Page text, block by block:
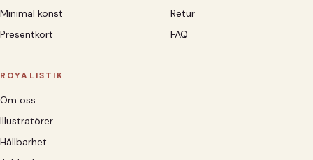
Minimal konst
Presentkort
Retur
FAQ
ROYALISTIK
Om oss
Illustratörer
Hållbarhet